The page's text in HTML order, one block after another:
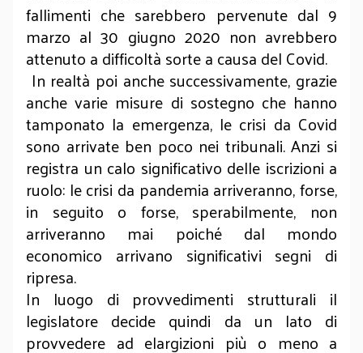
fallimenti che sarebbero pervenute dal 9
marzo al 30 giugno 2020 non avrebbero
attenuto a difficoltà sorte a causa del Covid.
In realtà poi anche successivamente, grazie
anche varie misure di sostegno che hanno
tamponato la emergenza, le crisi da Covid
sono arrivate ben poco nei tribunali. Anzi si
registra un calo significativo delle iscrizioni a
ruolo: le crisi da pandemia arriveranno, forse,
in seguito o forse, sperabilmente, non
arriveranno mai poiché dal mondo
economico arrivano significativi segni di
ripresa.
In luogo di provvedimenti strutturali il
legislatore decide quindi da un lato di
provvedere ad elargizioni più o meno a